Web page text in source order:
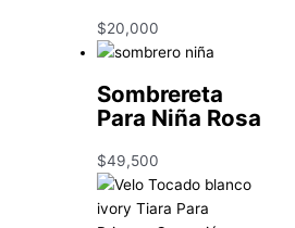
$20,000
Sombrereta
Para Niña Rosa
$49,500